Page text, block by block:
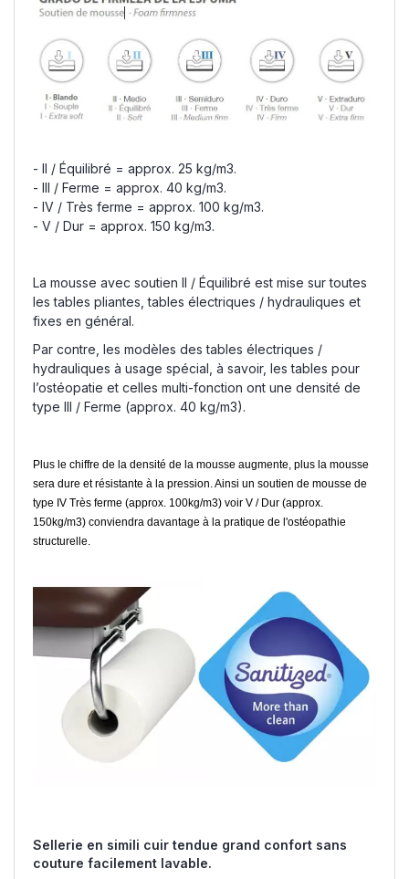
- II / Équilibré = approx. 25 kg/m3.
- III / Ferme = approx. 40 kg/m3.
- IV / Très ferme = approx. 100 kg/m3.
- V / Dur = approx. 150 kg/m3.
La mousse avec soutien II / Équilibré est mise sur toutes
les tables pliantes, tables électriques / hydrauliques et
fixes en général.
Par contre, les modèles des tables électriques /
hydrauliques à usage spécial, à savoir, les tables pour
l’ostéopatie et celles multi-fonction ont une densité de
type III / Ferme (approx. 40 kg/m3).
Plus le chiffre de la densité de la mousse augmente, plus la mousse
sera dure et résistante à la pression. Ainsi un soutien de mousse de
type IV Très ferme (approx. 100kg/m3) voir V / Dur (approx.
150kg/m3) conviendra davantage à la pratique de l'ostéopathie
structurelle.
Sellerie en simili cuir tendue grand confort sans
couture facilement lavable.